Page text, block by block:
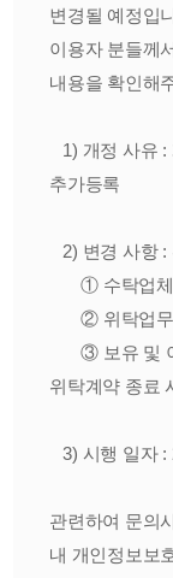
변경될 예정입
이용자 분들께
내용을 확인해
1) 개정 사유 :
추가등록
2) 변경 사항 :
① 수탁업체 :
② 위탁업무 :
③ 보유 및 이
위탁계약 종료
3) 시행 일자 :
관련하여 문의
내 개인정보보